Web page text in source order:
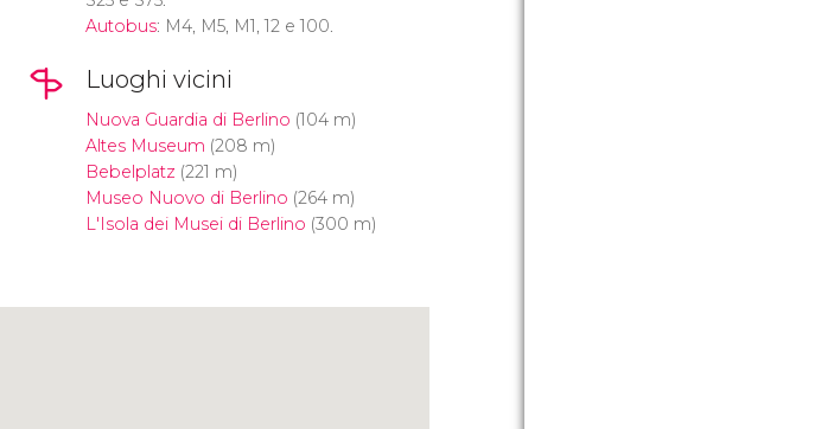
Autobus: M4, M5, M1, 12 e 100.
Luoghi vicini
Nuova Guardia di Berlino (104 m)
Altes Museum (208 m)
Bebelplatz (221 m)
Museo Nuovo di Berlino (264 m)
L'Isola dei Musei di Berlino (300 m)